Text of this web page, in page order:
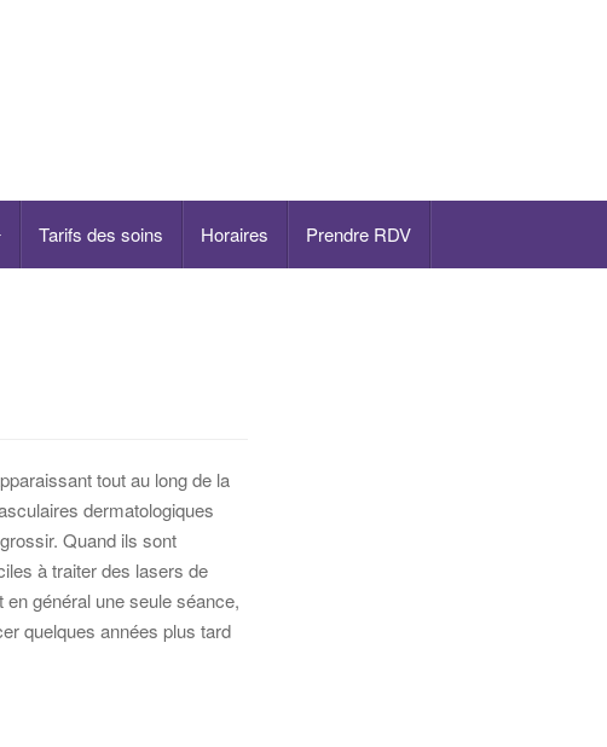
Tarifs des soins Horaires Prendre RDV
tout au long de la
dermatologiques
Quand ils sont
à traiter des lasers de
général une seule séance,
quelques années plus tard